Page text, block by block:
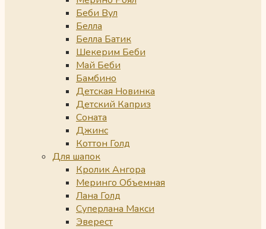
Беби Вул
Белла
Белла Батик
Шекерим Беби
Май Беби
Бамбино
Детская Новинка
Детский Каприз
Соната
Джинс
Коттон Голд
Для шапок
Кролик Ангора
Меринго Объемная
Лана Голд
Суперлана Макси
Эверест